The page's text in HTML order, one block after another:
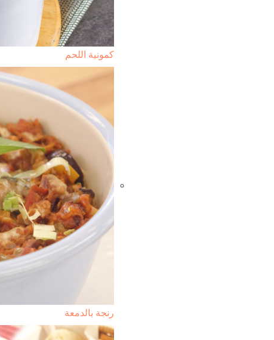
كمونية اللحم
رنجة بالدمعة